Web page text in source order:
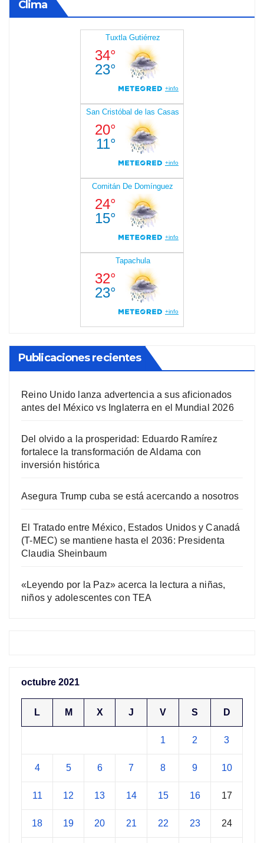
Clima
Publicaciones recientes
Reino Unido lanza advertencia a sus aficionados
antes del México vs Inglaterra en el Mundial 2026
Del olvido a la prosperidad: Eduardo Ramírez
fortalece la transformación de Aldama con
inversión histórica
Asegura Trump cuba se está acercando a nosotros
El Tratado entre México, Estados Unidos y Canadá
(T-MEC) se mantiene hasta el 2036: Presidenta
Claudia Sheinbaum
«Leyendo por la Paz» acerca la lectura a niñas,
niños y adolescentes con TEA
octubre 2021
L M X J V S D
1 2 3
4 5 6 7 8 9 10
11 12 13 14 15 16 17
18 19 20 21 22 23 24